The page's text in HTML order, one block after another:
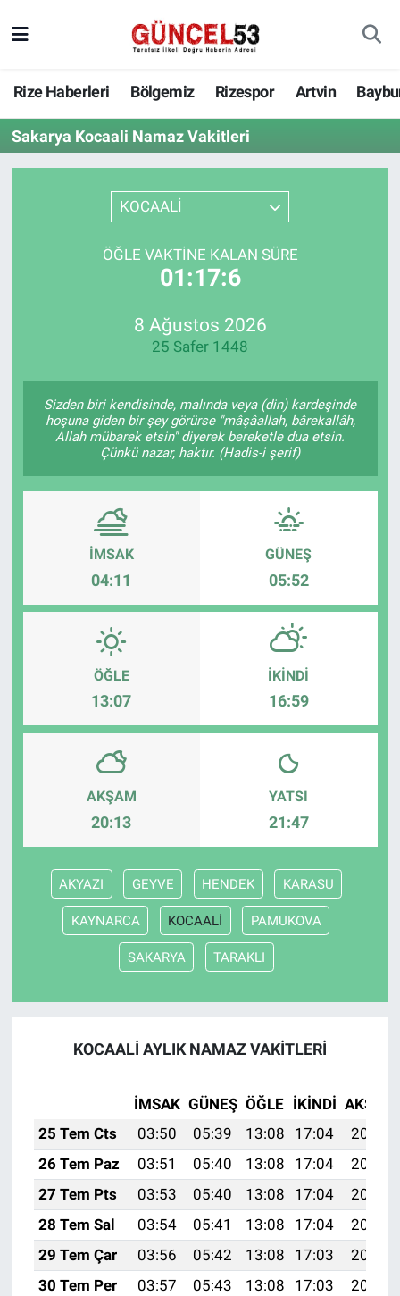
Rize Haberleri Bölgemiz Rizespor Artvin
Sakarya Kocaali Namaz Vakitleri
KOCAALİ
ÖĞLE VAKTINE KALAN SÜRE
01:17:6
8 Ağustos 2026
25 Safer 1448
Sizden biri kendisinde, malında veya (din) kardeşinde
hoşuna giden bir şey görürse "mâşâallah, bârekallâh,
Allah mübarek etsin" diyerek bereketle dua etsin.
Çünkü nazar, haktır. (Hadis-i şerif)
İMSAK
04:11
GÜNEŞ
05:52
ÖĞLE
13:07
İKINDI
16:59
AKŞAM
20:13
YATSI
21:47
AKYAZI GEYVE HENDEK KARASU
KAYNARCA KOCAALİ PAMUKOVA
SAKARYA TARAKLI
KOCAALİ AYLIK NAMAZ VAKITLERI
İMSAK GÜNEŞ ÖĞLE İKINDI AKŞAM
25 Tem Cts
03:50 05:39 13:08 17:04
20:28
26 Tem Paz
03:51 05:40 13:08 17:04
20:27
27 Tem Pts
03:53 05:40 13:08 17:04
20:26
28 Tem Sal
03:54 05:41 13:08 17:04
20:25
29 Tem Çar
03:56 05:42 13:08 17:03
20:24
30 Tem Per
03:57 05:43 13:08 17:03
20:23